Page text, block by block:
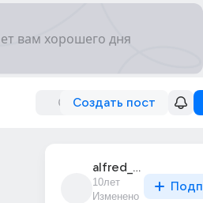
Создать пост
alfred_eddison
10лет
Изменено